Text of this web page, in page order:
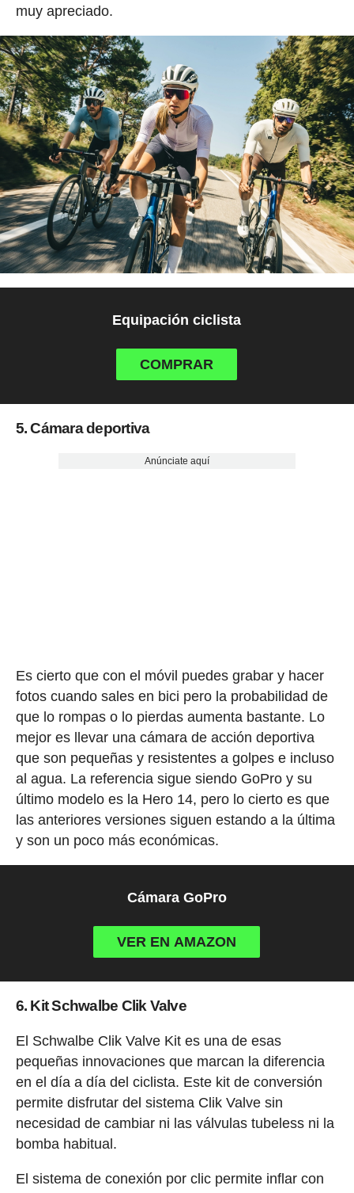
muy apreciado.
Equipación ciclista
COMPRAR
5. Cámara deportiva
Anúnciate aquí
Es cierto que con el móvil puedes grabar y hacer
fotos cuando sales en bici pero la probabilidad de
que lo rompas o lo pierdas aumenta bastante. Lo
mejor es llevar una cámara de acción deportiva
que son pequeñas y resistentes a golpes e incluso
al agua. La referencia sigue siendo GoPro y su
último modelo es la Hero 14, pero lo cierto es que
las anteriores versiones siguen estando a la última
y son un poco más económicas.
Cámara GoPro
VER EN AMAZON
6. Kit Schwalbe Clik Valve
El Schwalbe Clik Valve Kit es una de esas
pequeñas innovaciones que marcan la diferencia
en el día a día del ciclista. Este kit de conversión
permite disfrutar del sistema Clik Valve sin
necesidad de cambiar ni las válvulas tubeless ni la
bomba habitual.
El sistema de conexión por clic permite inflar con